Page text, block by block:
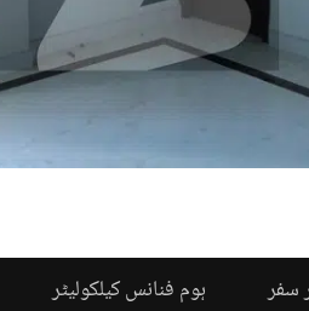
سفر ہوم فنانس کیلکولیٹر